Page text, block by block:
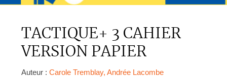
TACTIQUE+ 3 CAHIER
VERSION PAPIER
Auteur : Carole Tremblay, Andrée Lacombe